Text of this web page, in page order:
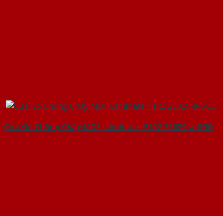
Cửa Gỗ Chống Cháy MDF Laminate P1R2 23029-a-SGD